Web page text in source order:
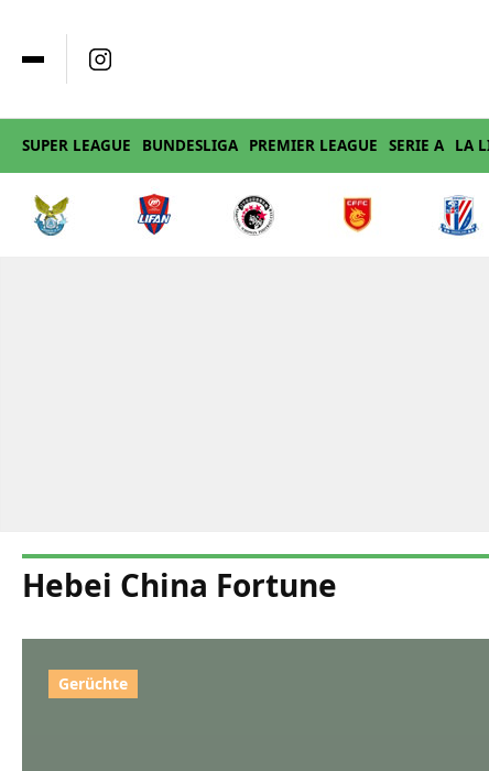
SUPER LEAGUE BUNDESLIGA PREMIER LEAGUE SERIE A LA
Hebei China Fortune